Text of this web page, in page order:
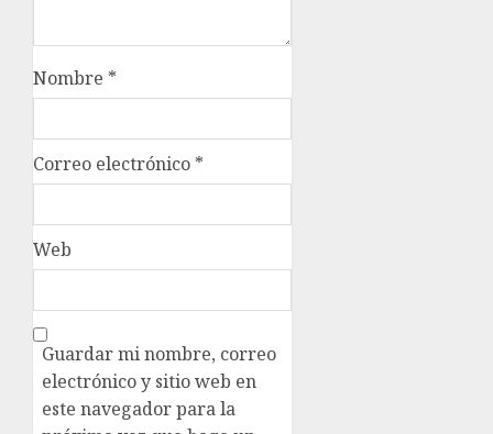
Nombre *
Correo electrónico *
Web
Guardar mi nombre, correo
electrónico y sitio web en
este navegador para la